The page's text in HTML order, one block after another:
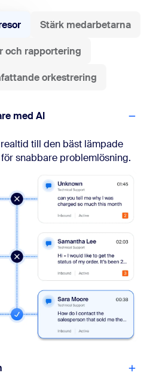
Stärk medarbetarna
och rapportering
orkestrering
med AI
till den bäst lämpade
snabbare problemlösning.